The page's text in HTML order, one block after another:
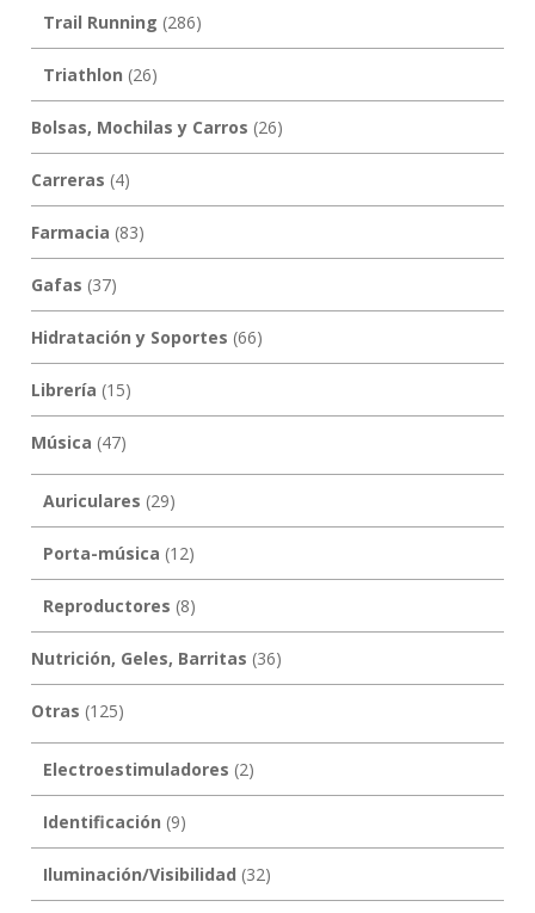
Trail Running (286)
Triathlon (26)
Bolsas, Mochilas y Carros (26)
Carreras (4)
Farmacia (83)
Gafas (37)
Hidratación y Soportes (66)
Librería (15)
Música (47)
Auriculares (29)
Porta-música (12)
Reproductores (8)
Nutrición, Geles, Barritas (36)
Otras (125)
Electroestimuladores (2)
Identificación (9)
Iluminación/Visibilidad (32)